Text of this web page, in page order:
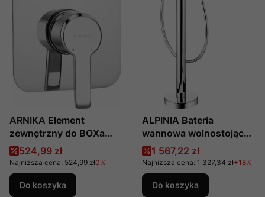
ARNIKA Element
zewnętrzny do BOXa
mieszaczowego
BXY_0QAM Deante
Cena promocyjna
524,99 zł
Najniższa cena: 524,99 zł0%
Do koszyka
ALPINIA Bateria
wannowa wolnostojąca
z zestawem
prysznicowym nr kat.
BGA_017M Deante
Cena promocyjna
1 567,22 zł
Najniższa cena: 1 327,34 zł+18%
Do koszyka